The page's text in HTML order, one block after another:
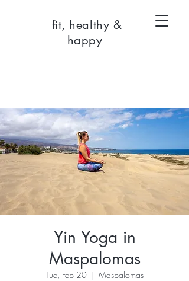
fit, healthy &
happy
Yin Yoga in
Maspalomas
Tue, Feb 20
  |
Maspalomas